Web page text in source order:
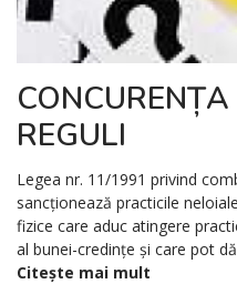
REGULI
Legea nr. 11/1991 privind
sancţionează practicile
fizice care aduc atingere
al bunei-credinţe și care pot
Citește mai mult